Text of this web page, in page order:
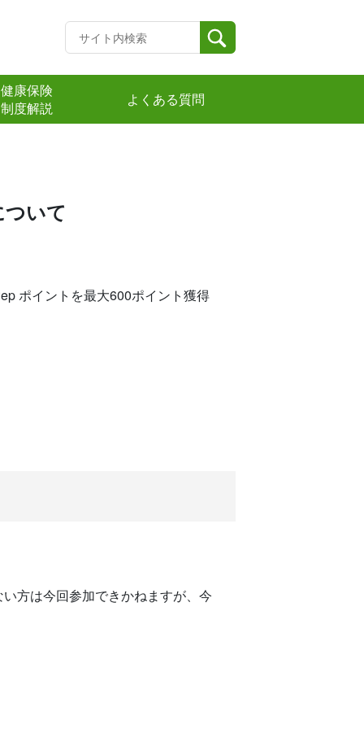
健康保険
制度解説
よくある質問
いて
ポイントを最大600ポイント獲得
方は今回参加できかねますが、今